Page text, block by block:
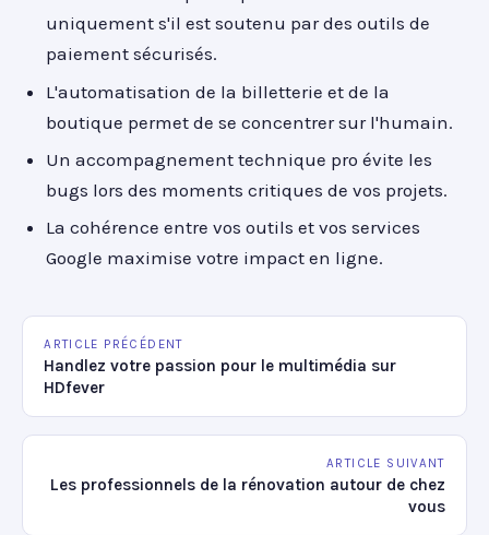
uniquement s'il est soutenu par des outils de
paiement sécurisés.
L'automatisation de la billetterie et de la
boutique permet de se concentrer sur l'humain.
Un accompagnement technique pro évite les
bugs lors des moments critiques de vos projets.
La cohérence entre vos outils et vos services
Google maximise votre impact en ligne.
ARTICLE PRÉCÉDENT
Handlez votre passion pour le multimédia sur
HDfever
ARTICLE SUIVANT
Les professionnels de la rénovation autour de chez
vous